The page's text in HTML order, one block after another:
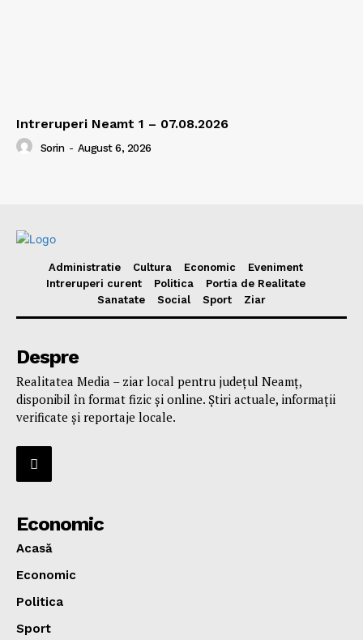
Intreruperi Neamt 1 – 07.08.2026
Sorin - August 6, 2026
Administratie Cultura Economic
Eveniment
Intreruperi curent
Politica
Portia de Realitate
Sanatate
Social Sport Ziar
Despre
Realitatea Media – ziar local pentru județul Neamț,
disponibil în format fizic și online. Știri actuale, informații
verificate și reportaje locale.
Economic
Acasă
Economic
Politica
Sport